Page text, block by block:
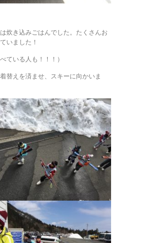
炊き込みごはんでした。たくさんお
いました！
ている人も！！！）
替えを済ませ、スキーに向かいま